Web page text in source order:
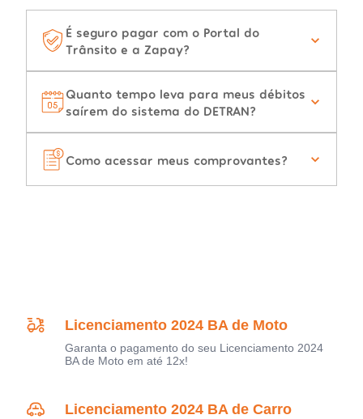
É seguro pagar com o Portal do
Trânsito e a Zapay?
Quanto tempo leva para meus débitos
saírem do sistema do DETRAN?
Como acessar meus comprovantes?
Licenciamento 2024 BA de Moto
Garanta o pagamento do seu Licenciamento 2024
BA de Moto em até 12x!
Licenciamento 2024 BA de Carro